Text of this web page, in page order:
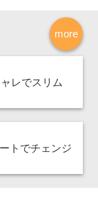
more
レでスリム
トでチェンジ